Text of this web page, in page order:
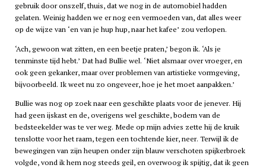
gebruik door onszelf, thuis, dat we nog in de automobiel hadden
gelaten. Weinig hadden we er nog een vermoeden van, dat alles weer
op de wijze van ‘en van je hup hup, naar het kafee’ zou verlopen.
‘Ach, gewoon wat zitten, en een beetje praten,’ begon ik. ‘Als je
tenminste tijd hebt.’ Dat had Bullie wel. ‘Niet alsmaar over vroeger, en
ook geen gekanker, maar over problemen van artistieke vormgeving,
bijvoorbeeld. Ik weet nu zo ongeveer, hoe je het moet aanpakken.’
Bullie was nog op zoek naar een geschikte plaats voor de jenever. Hij
had geen ijskast en de, overigens wel geschikte, bodem van de
bedsteekelder was te ver weg. Mede op mijn advies zette hij de kruik
tenslotte voor het raam, tegen een tochtende kier, neer. Terwijl ik de
bewegingen van zijn heupen onder zijn blauw verschoten spijkerbroek
volgde, vond ik hem nog steeds geil, en overwoog ik spijtig, dat ik geen